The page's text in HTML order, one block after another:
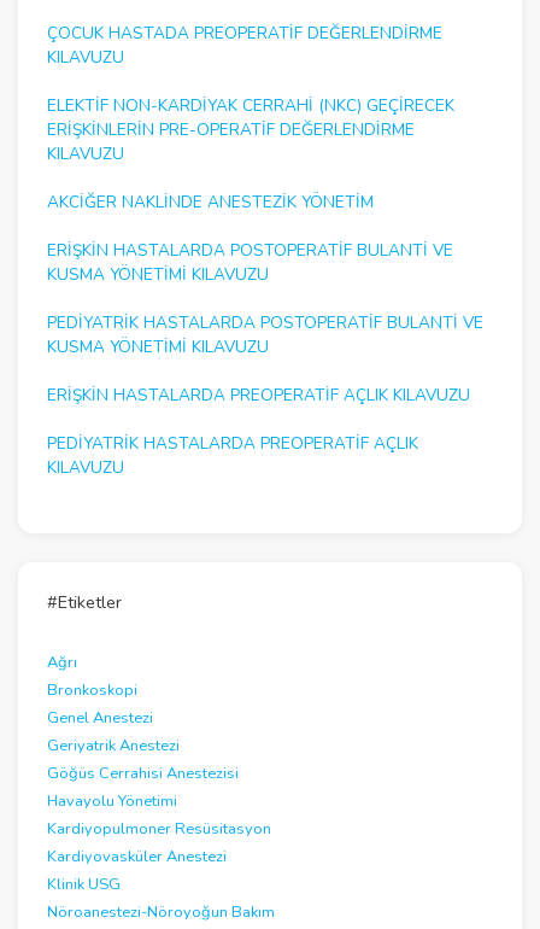
ÇOCUK HASTADA PREOPERATIF DEĞERLENDIRME
KILAVUZU
ELEKTIF NON-KARDIYAK CERRAHI (NKC) GEÇIRECEK
ERIŞKINLERIN PRE-OPERATIF DEĞERLENDIRME
KILAVUZU
AKCIĞER NAKLINDE ANESTEZIK YÖNETIM
ERIŞKIN HASTALARDA POSTOPERATIF BULANTI VE
KUSMA YÖNETIMI KILAVUZU
PEDIYATRIK HASTALARDA POSTOPERATIF BULANTI VE
KUSMA YÖNETIMI KILAVUZU
ERIŞKIN HASTALARDA PREOPERATIF AÇLIK KILAVUZU
PEDIYATRIK HASTALARDA PREOPERATIF AÇLIK
KILAVUZU
#Etiketler
Ağrı
Bronkoskopi
Genel Anestezi
Geriyatrik Anestezi
Göğüs Cerrahisi Anestezisi
Havayolu Yönetimi
Kardiyopulmoner Resüsitasyon
Kardiyovasküler Anestezi
Klinik USG
Nöroanestezi-Nöroyoğun Bakım